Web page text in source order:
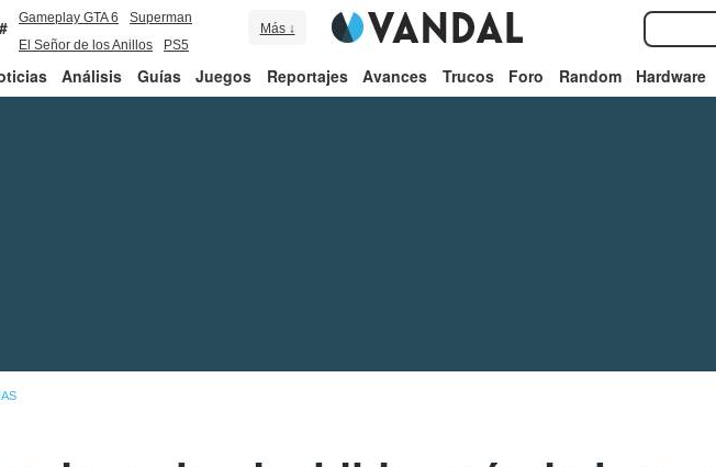
Gameplay GTA 6
Superman
El Señor de los Anillos
PS5
Más ↓
Análisis Guías Juegos Reportajes Avances Trucos Foro Random Hardware